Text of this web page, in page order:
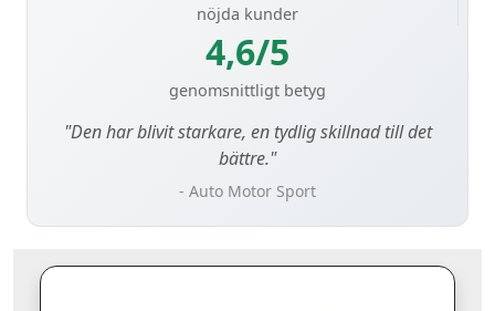
nöjda kunder
4,6/5
genomsnittligt betyg
"Den har blivit starkare, en tydlig skillnad till det
bättre."
- Auto Motor Sport